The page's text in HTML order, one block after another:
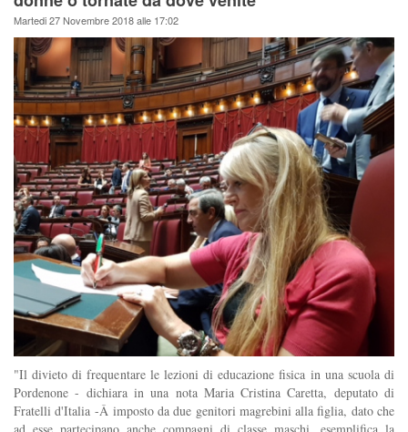
Martedi 27 Novembre 2018 alle 17:02
"Il divieto di frequentare le lezioni di educazione fisica in una scuola di
Pordenone - dichiara in una nota Maria Cristina Caretta, deputato di
Fratelli d'Italia -Â imposto da due genitori magrebini alla figlia, dato che